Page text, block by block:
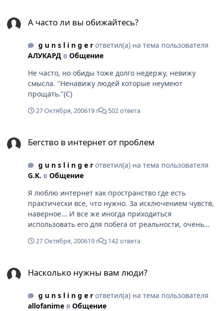
приемлема :)
А часто ли вы обижайтесь?
g u n s l i n g e rответил(а) на тема пользователя
АЛУКАРД в Общение
Не часто, но обиды тоже долго недержу, невижу
смысла. "Ненавижу людей которые неумеют
прощать."(С)
27 Октября, 200619 г 502 ответа
Бегство в интернет от проблем
g u n s l i n g e rответил(а) на тема пользователя
G.K. в Общение
Я люблю интернет как пространство где есть
практически все, что нужно. За исключением чувств,
наверное... И все же иногда приходиться
использовать его для побега от реальности, очень
27 Октября, 200619 г 142 ответа
Насколько нужны вам люди?
g u n s l i n g e rответил(а) на тема пользователя
allofanime в Общение